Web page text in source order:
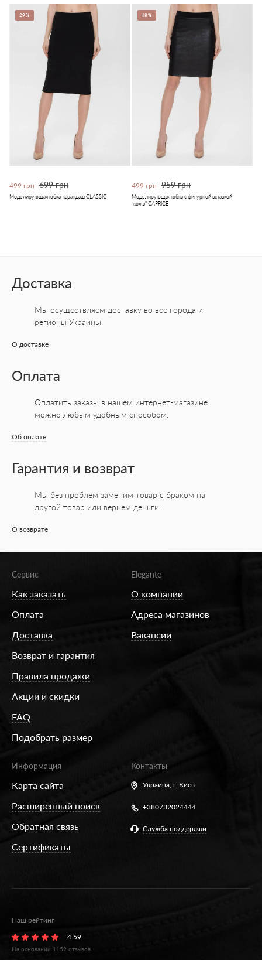
29%
499 грн 699 грн
Моделирующая юбка-карандаш CLASSIC
48%
499 грн 959 грн
Моделирующая юбка с фигурной вставкой
"кожа" CAPRICE
Доставка
Мы осуществляем доставку во все города и
регионы Украины.
О доставке
Оплата
Оплатить заказы в нашем интернет-магазине
можно любым удобным способом.
Об оплате
Гарантия и возврат
Мы без проблем заменим товар с браком на
другой товар или вернем деньги.
О возврате
Сервис
Как заказать
Оплата
Доставка
Возврат и гарантия
Правила продажи
Акции и скидки
FAQ
Подобрать размер
Elegante
О компании
Адреса магазинов
Вакансии
Информация
Карта сайта
Расширенный поиск
Обратная связь
Сертификаты
Контакты
Украина, г. Киев
+380732024444
Служба поддержки
Наш рейтинг
4.59
На основании 1159 отзывов